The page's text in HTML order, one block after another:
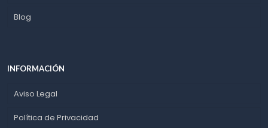
Blog
INFORMACIÓN
Aviso Legal
Política de Privacidad